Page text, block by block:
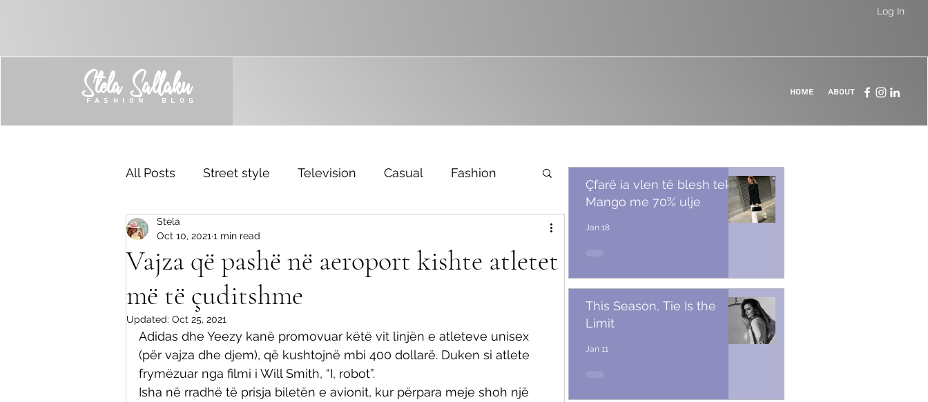
Log In
Stela Sallaku
FASHION BLOG
Home About
All Posts Street style Television Casual Fashion
Trend
Vajza që pashë në aeroport kishte atletet
më të çuditshme
Stela
Oct 10, 2021 1 min read
Updated: Oct 25, 2021
Adidas dhe Yeezy kanë promovuar këtë vit linjën e atleteve unisex
(për vajza dhe djem), që kushtojnë mbi 400 dollarë. Duken si atlete
frymëzuar nga filmi i Will Smith, “I, robot”.
Isha në rradhë të prisja biletën e avionit, kur përpara meje shoh një
Çfarë ia vlen të blesh tek
Mango me 70% ulje
Jan 18
This Season, Tie Is the
Limit
Jan 11